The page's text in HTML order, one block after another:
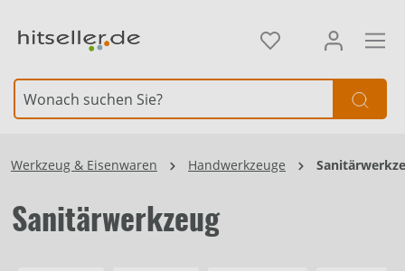
Werkzeug & Eisenwaren Handwerkzeuge
Sanitärwerkzeug
Element überspringen